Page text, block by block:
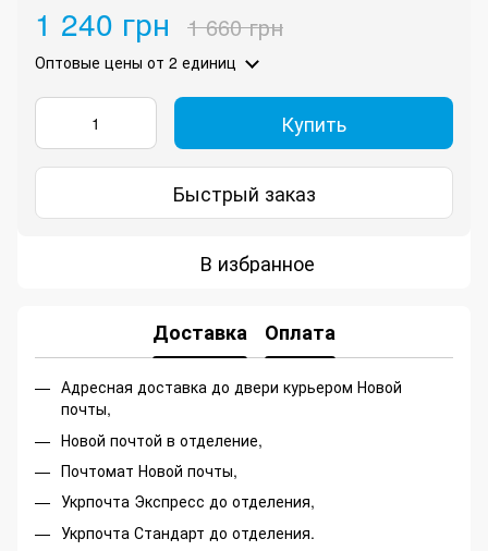
1 240 грн 1 660 грн
Оптовые цены от 2 единиц
Купить
Быстрый заказ
В избранное
Доставка Оплата
Адресная доставка до двери курьером Новой
почты,
Новой почтой в отделение,
Почтомат Новой почты,
Укрпочта Экспресс до отделения,
Укрпочта Стандарт до отделения.